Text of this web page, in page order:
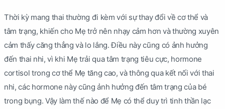
Thời kỳ mang thai thường đi kèm với sự thay đổi về cơ thể và
tâm trạng, khiến cho Mẹ trở nên nhạy cảm hơn và thường xuyên
cảm thấy căng thẳng và lo lắng. Điều này cũng có ảnh hưởng
đến thai nhi, vì khi Mẹ trải qua tâm trạng tiêu cực, hormone
cortisol trong cơ thể Mẹ tăng cao, và thông qua kết nối với thai
nhi, các hormone này cũng ảnh hưởng đến tâm trạng của bé
trong bụng. Vậy làm thế nào để Mẹ có thể duy trì tinh thần lạc